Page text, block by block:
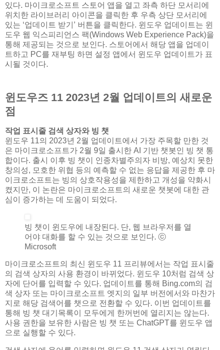
있다. 마이크로소프트 스토어 앱을 열고 좌측 하단 모서리에
위치한 라이브러리 아이콘을 클릭한 후 우측 상단 모서리에
있는 ‘업데이트 받기’ 버튼을 클릭한다. 윈도우 업데이트는 윈
도우 웹 익스피리언스 팩(Windows Web Experience Pack)을
통해 제공되는 것으로 보인다. 스토어에서 해당 앱을 업데이
트하고 PC를 재부팅 하면 설정 앱에서 윈도우 업데이트가 표
시될 것이다.
윈도우즈 11 2023년 2월 업데이트의 새로운
점
작업 표시줄 검색 상자와 빙 챗
윈도우 11의 2023년 2월 업데이트에서 가장 주목할 만한 것
은 마이크로소프트가 2월 9일 출시한 AI 기반 챗봇인 빙 챗 통
합이다. 출시 이후 빙 챗이 인종차별주의자 비방, 예상치 못한
창의성, 모호한 위협 등의 예측할 수 없는 응답을 제공한 후 마
이크로소프트는 빙의 상호작용성을 제한하고 개성을 약화시
켰지만, 이 논란은 마이크로소프트의 새로운 챗봇에 대한 관
심이 증가하는 데 도움이 되었다.
빙 챗이 윈도우에 내장된다. 단, 웹 브라우저를 열
어야 대화를 할 수 있는 것으로 보인다. ⓒ
Microsoft
마이크로소프트의 최신 윈도우 11 프리뷰에서는 작업 표시줄
의 검색 상자의 사용 환경이 바뀌었다. 윈도우 10처럼 검색 상
자에 단어를 입력할 수 있다. 업데이트를 통해 Bing.com의 검
색 상자 또는 마이크로소프트 엣지의 일부 버전에서와 마찬가
지로 해당 검색어를 챗으로 전환할 수 있다. 이번 업데이트를
통해 빙 챗 대기목록이 모두에게 한꺼번에 열리지는 않는다.
사용 권한을 보유한 사람은 빙 챗 또는 ChatGPT를 윈도우 앱
으로 실행할 수 있다.